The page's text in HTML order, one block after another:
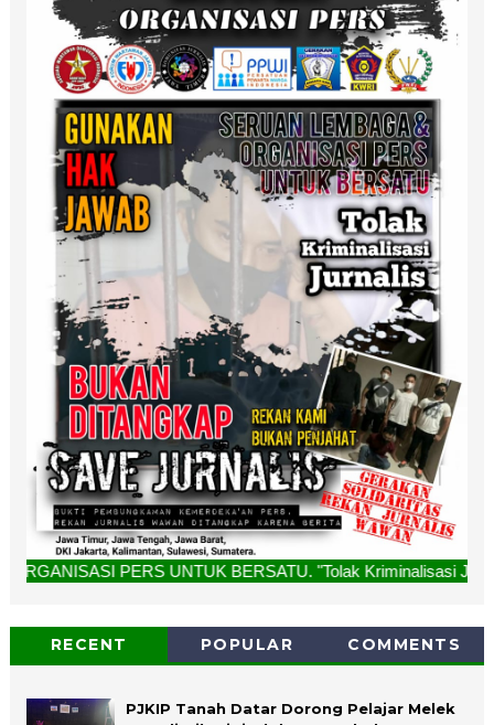
PERS UNTUK BERSATU. "Tolak Kriminalisasi Jurnalis,
RECENT POPULAR COMMENTS
PJKIP Tanah Datar Dorong Pelajar Melek